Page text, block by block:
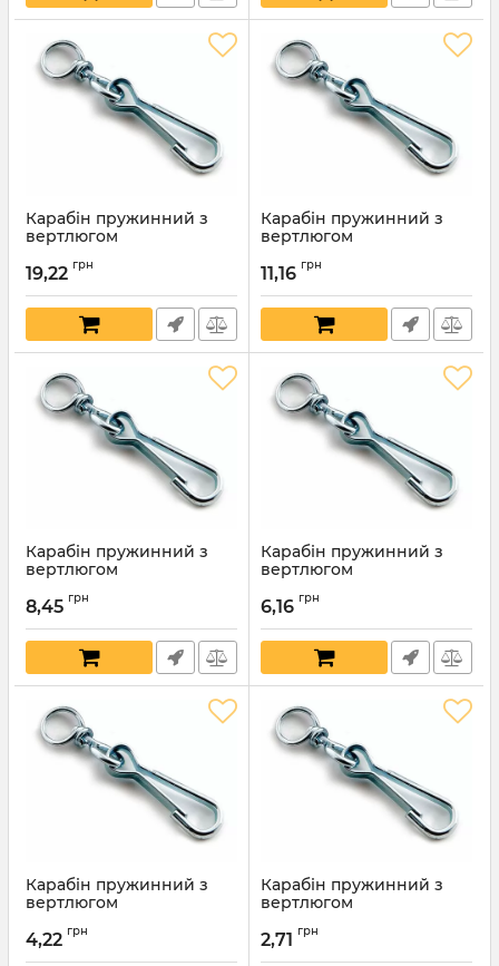
Карабін пружинний з
вертлюгом
Артикул:
19,22 грн
Карабін пружинний з
вертлюгом
Артикул:
11,16 грн
Карабін пружинний з
вертлюгом
Артикул:
8,45 грн
Карабін пружинний з
вертлюгом
Артикул:
6,16 грн
Карабін пружинний з
вертлюгом
Артикул:
4,22 грн
Карабін пружинний з
вертлюгом
Артикул:
2,71 грн